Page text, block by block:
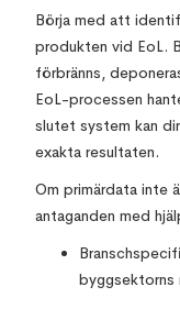
Börja med att
produkten vid EoL.
förbränns,
EoL-processen
slutet system kan
exakta resultaten.
Om primärdata inte
antaganden med
byggsektorns